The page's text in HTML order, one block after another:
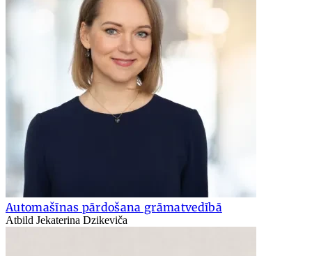
Automašīnas pārdošana grāmatvedībā
Atbild Jekaterina Dzikeviča